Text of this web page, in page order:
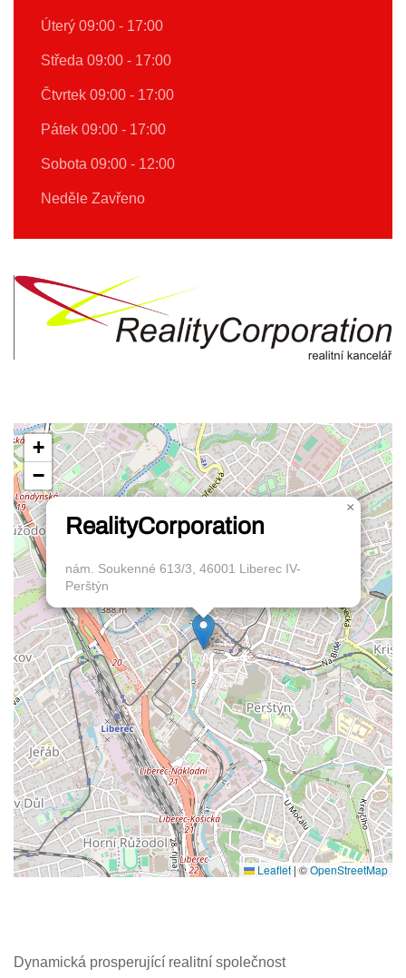
Úterý 09:00 - 17:00
Středa 09:00 - 17:00
Čtvrtek 09:00 - 17:00
Pátek 09:00 - 17:00
Sobota 09:00 - 12:00
Neděle Zavřeno
RealityCorporation
nám. Soukenné 613/3, 46001 Liberec IV-
Perštýn
×
+
−
Leaflet|©OpenStreetMap
Dynamická prosperující realitní společnost